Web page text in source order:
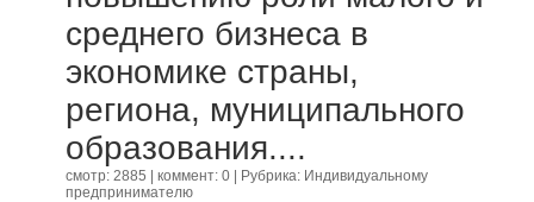
среднего бизнеса в
экономике страны,
региона, муниципального
образования....
смотр: 2885 | коммент: 0 | Рубрика: Индивидуальному
предпринимателю